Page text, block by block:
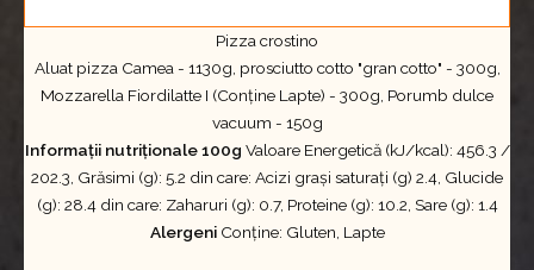
Pizza crostino
Aluat pizza Camea - 1130g, prosciutto cotto "gran cotto" - 300g,
Mozzarella Fiordilatte I (Conține Lapte) - 300g, Porumb dulce
vacuum - 150g
Informații nutriționale 100g Valoare Energetică (kJ/kcal): 456.3 /
202.3, Grăsimi (g): 5.2 din care: Acizi grași saturați (g) 2.4, Glucide
(g): 28.4 din care: Zaharuri (g): 0.7, Proteine (g): 10.2, Sare (g): 1.4
AlergeniConține: Gluten, Lapte